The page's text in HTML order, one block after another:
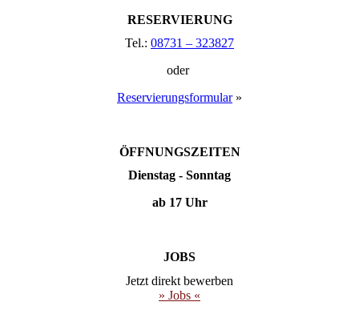
RESERVIERUNG
Tel.: 08731 – 323827
oder
Reservierungs­­formular»
ÖFFNUNGSZEITEN
Dienstag - Sonntag
ab 17 Uhr
JOBS
Jetzt direkt bewerben
» Jobs «